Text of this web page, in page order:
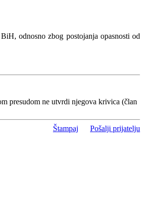
odnosno zbog postojanja opasnosti od
presudom ne utvrdi njegova krivica (član
Štampaj Pošalji prijatelju